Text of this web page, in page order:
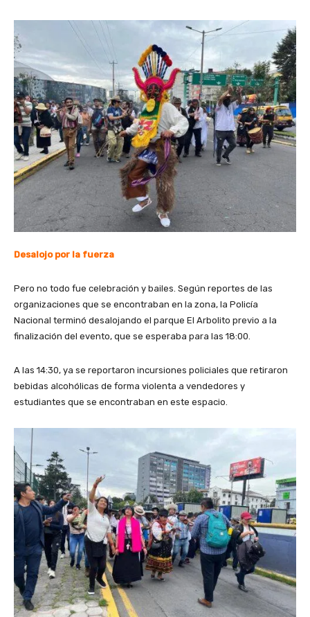
Desalojo por la fuerza
Pero no todo fue celebración y bailes. Según reportes de las
organizaciones que se encontraban en la zona, la Policía
Nacional terminó desalojando el parque El Arbolito previo a la
finalización del evento, que se esperaba para las 18:00.
A las 14:30, ya se reportaron incursiones policiales que retiraron
bebidas alcohólicas de forma violenta a vendedores y
estudiantes que se encontraban en este espacio.